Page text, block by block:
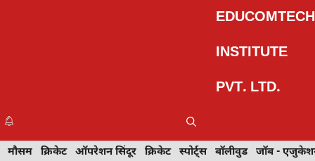
EDUCOMTECH
INSTITUTE
PVT. LTD.
इवेंट
खेल मेहंदी डिज़ाइन टेक्नोलॉजी ट्रेवल बॉलीवुड जॉब - एजुकेशन
मौसम क्रिकेट ऑपरेशन सिंदूर क्रिकेट स्पोर्ट्स बॉलीवुड जॉब -